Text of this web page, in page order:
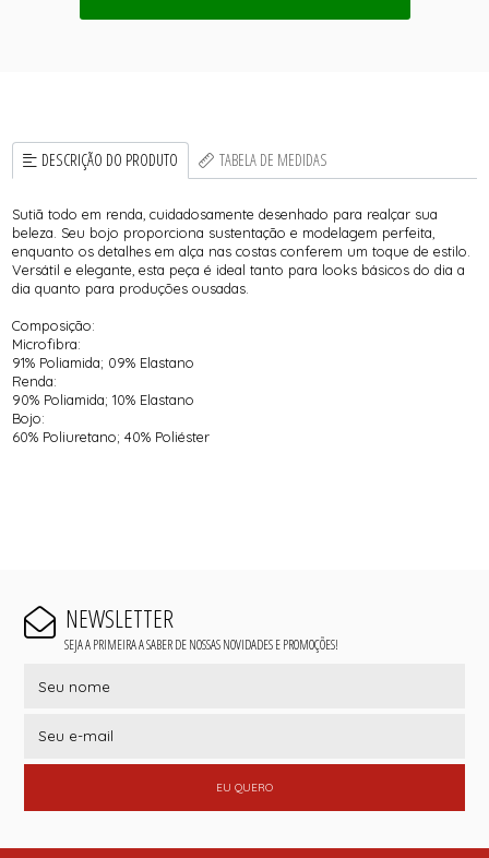
DESCRIÇÃO DO PRODUTO TABELA DE MEDIDAS
Sutiã todo em renda, cuidadosamente desenhado para realçar sua
beleza. Seu bojo proporciona sustentação e modelagem perfeita,
enquanto os detalhes em alça nas costas conferem um toque de estilo.
Versátil e elegante, esta peça é ideal tanto para looks básicos do dia a
dia quanto para produções ousadas.
Composição:
Microfibra:
91% Poliamida; 09% Elastano
Renda:
90% Poliamida; 10% Elastano
Bojo:
60% Poliuretano; 40% Poliéster
NEWSLETTER
SEJA A PRIMEIRA A SABER DE NOSSAS NOVIDADES E PROMOÇÕES!
EU QUERO